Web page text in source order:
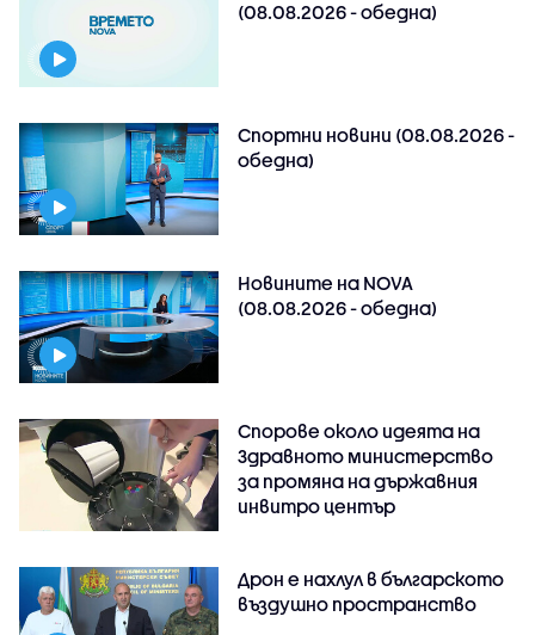
(08.08.2026 - обедна)
Спортни новини (08.08.2026 -
обедна)
Новините на NOVA
(08.08.2026 - обедна)
Спорове около идеята на
Здравното министерство
за промяна на държавния
инвитро център
Дрон е нахлул в българското
въздушно пространство